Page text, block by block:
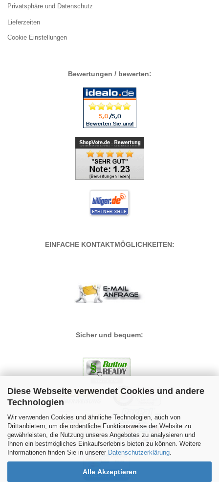
Diese Webseite verwendet Cookies und andere
Technologien
Wir verwenden Cookies und ähnliche Technologien, auch von
Drittanbietern, um die ordentliche Funktionsweise der Website zu
gewährleisten, die Nutzung unseres Angebotes zu analysieren und
Ihnen ein bestmögliches Einkaufserlebnis bieten zu können. Weitere
Informationen finden Sie in unserer Datenschutzerklärung
Alle Akzeptieren
Privatsphäre und Datenschutz
Lieferzeiten
Cookie Einstellungen
Bewertungen / bewerten:
EINFACHE KONTAKTMÖGLICHKEITEN:
Sicher und bequem: